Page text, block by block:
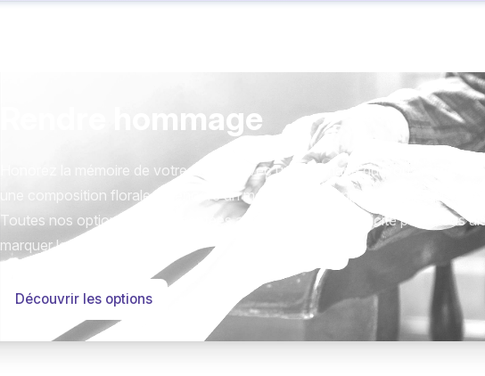
Monsieur Fernand THION
Fernand repose à la Chambre Funéraire Meuse
où des visites peuvent lui être
La cérémonie religieuse aura lieu le mercredi 8 juillet 2026 à
Pas de plaques, fleurs naturelles
Condoléances sur registre et sur pf-smet.le-
Cet avis tient lieu de faire-part et de
Pompes Funèbres SMET « Le Choix
90 Bis Rue de la Division du Général
Rendre hommage
Honorez la mémoire de votre proche avec un hommage qui vous
une composition florale ou encore un message accompagné d'une photo.
Toutes nos options sont présentées avec respect et simplicité pour vous
marquer le geste qui compte.
Découvrir les options